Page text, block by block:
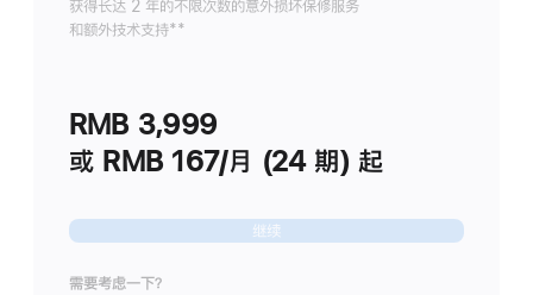
获得长达 2 年的不限次数的意外损坏保修服务
和额外技术支持脚
**
RMB 3,999
或 RMB 167/月 (24 期) 起
继续
需要考虑一下？